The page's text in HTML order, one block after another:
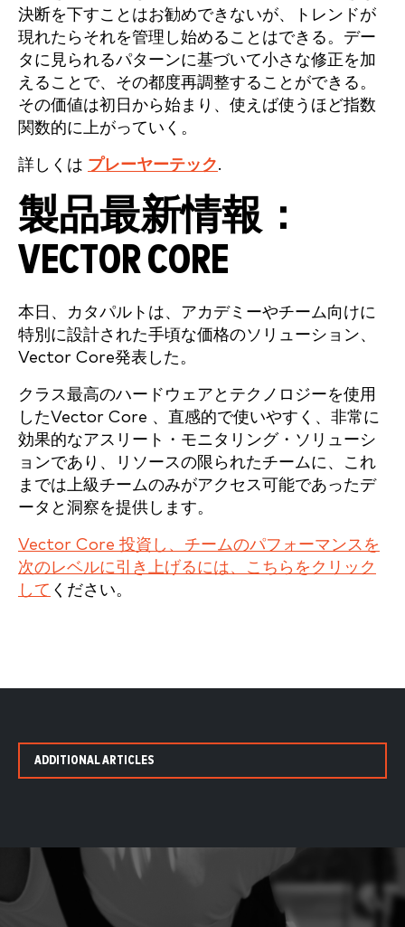
決断を下すことはお勧めできないが、トレンドが
現れたらそれを管理し始めることはできる。デー
タに見られるパターンに基づいて小さな修正を加
えることで、その都度再調整することができる。
その価値は初日から始まり、使えば使うほど指数
関数的に上がっていく。
詳しくは プレーヤーテック.
製品最新情報：
VECTOR CORE
本日、カタパルトは、アカデミーやチーム向けに
特別に設計された手頃な価格のソリューション、
Vector Core発表した。
クラス最高のハードウェアとテクノロジーを使用
したVector Core 、直感的で使いやすく、非常に
効果的なアスリート・モニタリング・ソリューシ
ョンであり、リソースの限られたチームに、これ
までは上級チームのみがアクセス可能であったデ
ータと洞察を提供します。
Vector Core 投資し、チームのパフォーマンスを
次のレベルに引き上げるには、こちらをクリック
して ください。
ADDITIONAL ARTICLES